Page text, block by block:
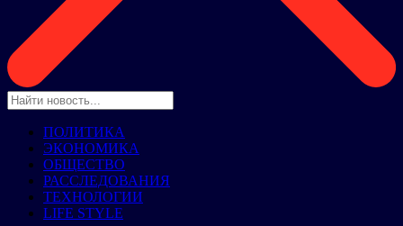
ПОЛИТИКА
ЭКОНОМИКА
ОБЩЕСТВО
РАССЛЕДОВАНИЯ
ТЕХНОЛОГИИ
LIFE STYLE